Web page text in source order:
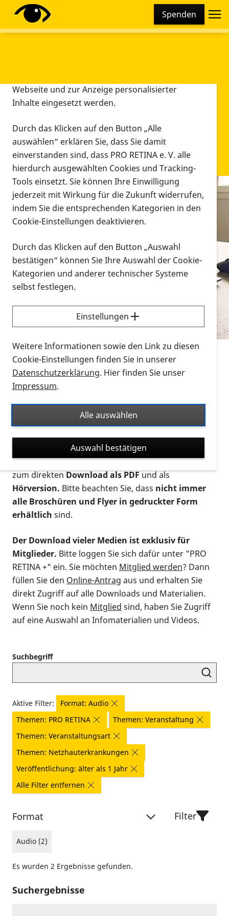
Spenden
Infomaterial
Infomaterial
Vorlesen
Alle Infomaterialien in verschiedenen
Formaten an einem Ort
Sie möchten wissen, wie Sie nach Infonmaterial
suchen und dieses bestellen bzw. herunterladen
können? Schauen Sie sich dieErklärvideos zum
Thema Infomaterial auf der PRO RETINA-Website
für blinde und sehbehinderte Menschen an.
Auf dieser Seite finden Sie sämtliches Infomaterial
Ort. Nutzen Sie den Formatfilter, um ausschließlich
nach Flyern und Broschüren, Audios oder Videos zu
suchen. Die meisten Flyer und Broschüren werden in
verschiedenen Formaten angeboten: zur
postalischen Bestellung als gedruckte Variante
zum direktenDownload als PDFund als
Hörversion. Bitte beachten Sie, dass nicht immer
alle Broschüren und Flyer in gedruckter Form
erhältlich sind.
Der Download vieler Medien ist exklusiv für
Mitglieder. Bitte loggen Sie sich dafür unter "PRO
RETINA +" ein. Sie möchten Mitglied werden? Dann
füllen Sie den Online-Antrag aus und erhalten Sie
direkt Zugriff auf alle Downloads und Materialien.
Wenn Sie noch kein Mitglied sind, haben Sie Zugriff
auf eine Auswahl an Infomaterialien und Videos.
Suchbegriff
Aktive Filter:
Format: Audio
Themen: PRO RETINA
Themen: Veranstaltung
Themen: Veranstaltungsart
Themen: Netzhauterkrankungen
Veröffentlichung: älter als 1 Jahr
Alle Filter entfernen
Format
Audio (2)
Filter
Es wurden 2 Ergebnisse gefunden.
Suchergebnisse
Diese Webseite setzt verschiedene Cookies und
Tracking-Tools ein. Dies beinhaltet Cookies und
Webseite und zur Anzeige personalisierter
Inhalte eingesetzt werden.
Durch das Klicken auf den Button „Alle
auswählen“ erklären Sie, dass Sie damit
einverstanden sind, dass PRO RETINA e. V. alle
hierdurch ausgewählten Cookies und Tracking-
Tools einsetzt. Sie können Ihre Einwilligung
jederzeit mit Wirkung für die Zukunft widerrufen,
indem Sie die entsprechenden Kategorien in den
Cookie-Einstellungen deaktivieren.
Durch das Klicken auf den Button „Auswahl
bestätigen“ können Sie Ihre Auswahl der Cookie-
Kategorien und anderer technischer Systeme
selbst festlegen.
Einstellungen
Weitere Informationen sowie den Link zu diesen
Cookie-Einstellungen finden Sie in unserer
Datenschutzerklärung. Hier finden Sie unser
Impressum.
Alle auswählen
Auswahl bestätigen